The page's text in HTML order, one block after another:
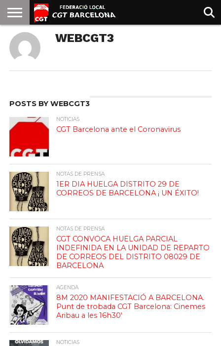
INICIO
QUIENES
SOMOS
SINDICATOS
SOCIAL
JURIDICA/GUIAS
PRENSA Y
COMUNICACIÓN
FORMACIÓN
BIBLIOTECA
EMMA
GOLDMAN
RECURSOS
ES WEBCGT3
POSTS BY WEBCGT3
NOTICIAS
CGT Barcelona ante el Coronavirus
NOTAS DE PRENSA
1ER DIA HUELGA DISTRITO 29 DE
CORREOS DE BARCELONA ¡ UN ÉXITO!
NOTAS DE PRENSA
CGT CONVOCA HUELGA PARCIAL
INDEFINIDA EN LA UNIDAD DE REPARTO
DE CORREOS DEL DISTRITO 08029 DE
BARCELONA
AGENDA
8M 2020 MANIFESTACIÓ A BARCELONA.
Punt de trobada CGT Barcelona: Cinemes
Aribau a les 16h30′
NOTICIAS